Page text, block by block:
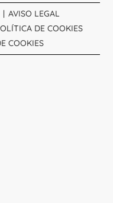
AVISO LEGAL
DE COOKIES
COOKIES